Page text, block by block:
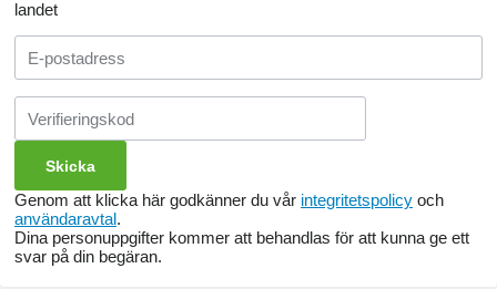
landet
Genom att klicka här godkänner du vår integritetspolicy och
användaravtal.
Dina personuppgifter kommer att behandlas för att kunna ge ett
svar på din begäran.